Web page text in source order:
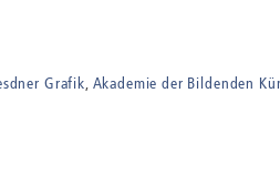
Grafik Akademie der Bildenden